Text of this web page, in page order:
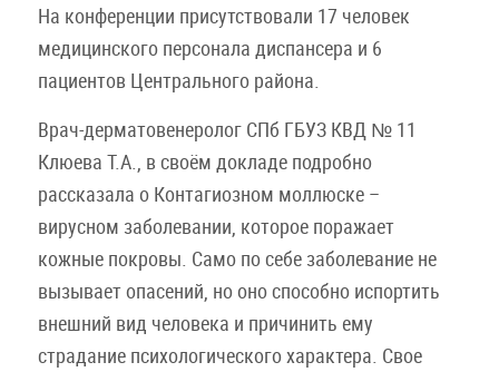
На конференции присутствовали 17 человек
медицинского персонала диспансера и 6
пациентов Центрального района.
Врач-дерматовенеролог СПб ГБУЗ КВД № 11
Клюева Т.А., в своём докладе подробно
рассказала о Контагиозном моллюске –
вирусном заболевании, которое поражает
кожные покровы. Само по себе заболевание не
вызывает опасений, но оно способно испортить
внешний вид человека и причинить ему
страдание психологического характера. Свое